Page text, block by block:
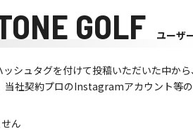
GOLF ユーザ
シュタグを付けて投稿いただいた中から
社契約プロのInstagramアカウント等の
ん